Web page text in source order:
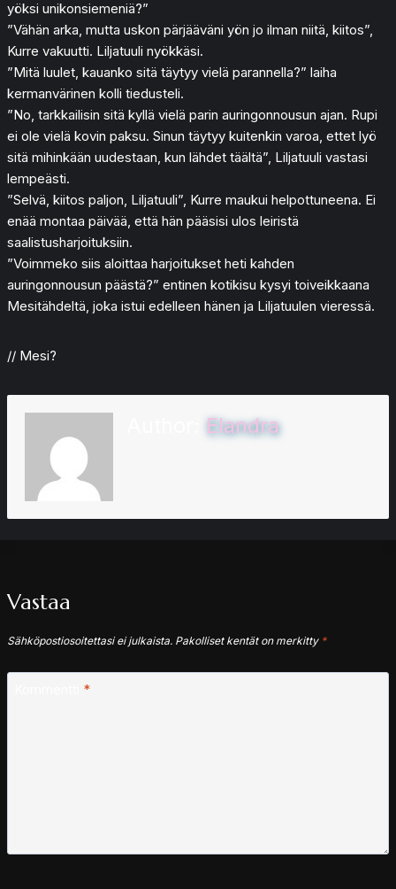
yöksi unikonsiemeniä?”
”Vähän arka, mutta uskon pärjääväni yön jo ilman niitä, kiitos”,
Kurre vakuutti. Liljatuuli nyökkäsi.
”Mitä luulet, kauanko sitä täytyy vielä parannella?” laiha
kermanvärinen kolli tiedusteli.
”No, tarkkailisin sitä kyllä vielä parin auringonnousun ajan. Rupi
ei ole vielä kovin paksu. Sinun täytyy kuitenkin varoa, ettet lyö
sitä mihinkään uudestaan, kun lähdet täältä”, Liljatuuli vastasi
lempeästi.
”Selvä, kiitos paljon, Liljatuuli”, Kurre maukui helpottuneena. Ei
enää montaa päivää, että hän pääsisi ulos leiristä
saalistusharjoituksiin.
”Voimmeko siis aloittaa harjoitukset heti kahden
auringonnousun päästä?” entinen kotikisu kysyi toiveikkaana
Mesitähdeltä, joka istui edelleen hänen ja Liljatuulen vieressä.
// Mesi?
Elandra
Vastaa
Sähköpostiosoitettasi ei julkaista. Pakolliset kentät on merkitty *
*